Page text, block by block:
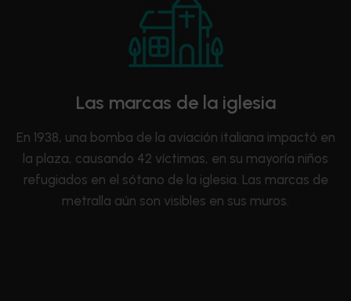
Las marcas de la iglesia
En 1938, una bomba de la aviación italiana impactó en
la plaza, causando 42 víctimas, en su mayoría niños
refugiados en el sótano de la iglesia. Las marcas de
metralla aún son visibles en sus muros.